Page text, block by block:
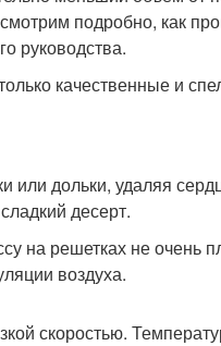
подробно, как
руководства.
качественные и
или дольки, удаляя
десерт.
на решетках не
воздуха.
скоростью.